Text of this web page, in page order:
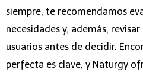
siempre, te recomendamos
necesidades y, además,
usuarios antes de decidir.
perfecta es clave, y Naturgy